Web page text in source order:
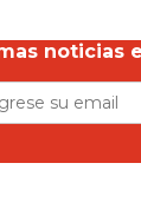
noticias